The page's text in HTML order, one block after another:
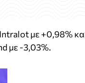
με +0,98%
με -3,03%.